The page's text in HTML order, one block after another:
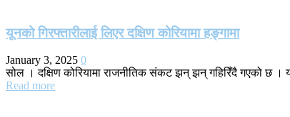
यूनको गिरफ्तारीलाई लिएर दक्षिण कोरियामा हङ्गामा
January 3, 2025 0
सोल । दक्षिण कोरियामा राजनीतिक संकट झन् झन् गहिरिँदै गएको छ ।
Read more